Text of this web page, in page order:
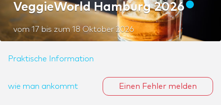
VeggieWorld Hamburg 2026
vom 17 bis zum 18 Oktober 2026
Praktische Information
wie man ankommt Einen Fehler melden